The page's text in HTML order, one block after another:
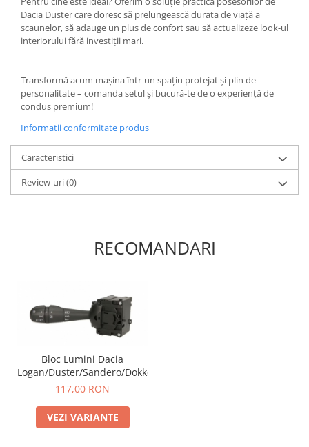
Dacia Duster care doresc să prelungească durata de viață a
scaunelor, să adauge un plus de confort sau să actualizeze look-ul
interiorului fără investiții mari.
Transformă acum mașina într-un spațiu protejat și plin de
personalitate – comanda setul și bucură-te de o experiență de
condus premium!
Informatii conformitate produs
Caracteristici
Review-uri(0)
RECOMANDARI
Bloc Lumini Dacia
Logan/Duster/Sandero/Dokker
117,00 RON
VEZI VARIANTE